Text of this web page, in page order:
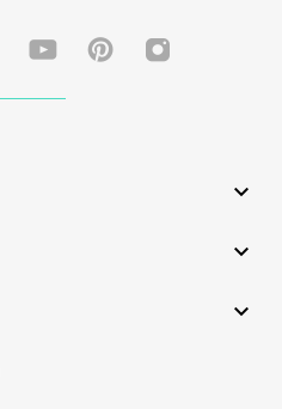


